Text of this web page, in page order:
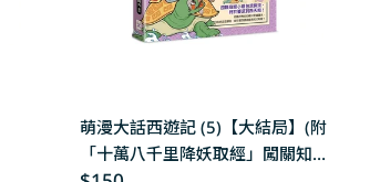
萌漫大話西遊記 (5)【大結局】(附
「十萬八千里降妖取經」闖關知識